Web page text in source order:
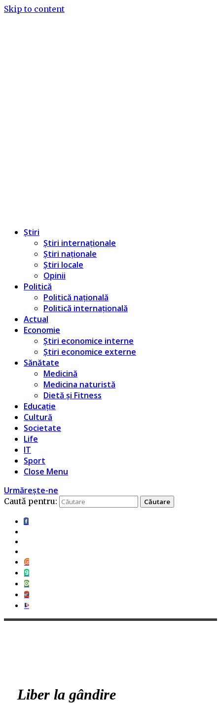
Skip to content
Știri
Știri internaționale
Știri naționale
Știri locale
Opinii
Politică
Politică națională
Politică internațională
Actual
Economie
Știri economice interne
Știri economice externe
Sănătate
Medicină
Medicina naturistă
Dietă și Fitness
Educație
Cultură
Societate
Life
IT
Sport
Close Menu
Urmărește-ne
Caută pentru:
Liber la gândire